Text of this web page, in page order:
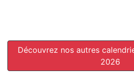
Découvrez nos autres
2026